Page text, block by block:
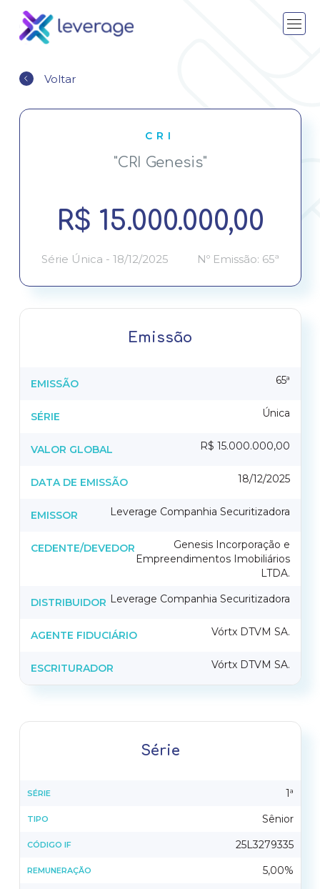
RI
EMISSÕES
Voltar
CRI
"CRI Genesis"
R$ 15.000.000,00
Série Única - 18/12/2025 Nº Emissão: 65ª
Emissão
EMISSÃO 65ª
SÉRIE Única
VALOR GLOBAL R$ 15.000.000,00
DATA DE EMISSÃO 18/12/2025
EMISSOR Leverage Companhia Securitizadora
CEDENTE/DEVEDOR
Genesis Incorporação e
Empreendimentos Imobiliários
LTDA.
DISTRIBUIDOR Leverage Companhia Securitizadora
AGENTE FIDUCIÁRIO Vórtx DTVM SA.
ESCRITURADOR Vórtx DTVM SA.
Série
SÉRIE
TIPO
CÓDIGO IF
REMUNERAÇÃO
1ª
Sênior
25L3279335
5,00%